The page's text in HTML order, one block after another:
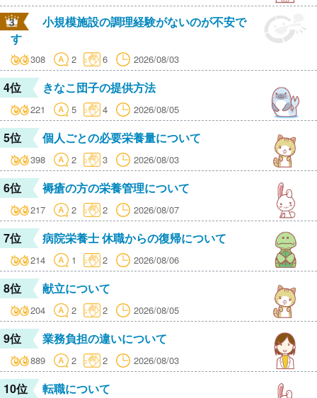
小規模施設の調理経験がないのが不安で
す
308 2 6 2026/08/03
4位 きなこ団子の提供方法
221 5 4 2026/08/05
5位 個人ごとの必要栄養量について
398 2 3 2026/08/03
6位 褥瘡の方の栄養管理について
217 2 2 2026/08/07
7位 病院栄養士 休職からの復帰について
214 1 2 2026/08/06
8位 献立について
204 2 2 2026/08/05
9位 業務負担の違いについて
889 2 2 2026/08/03
10位 転職について